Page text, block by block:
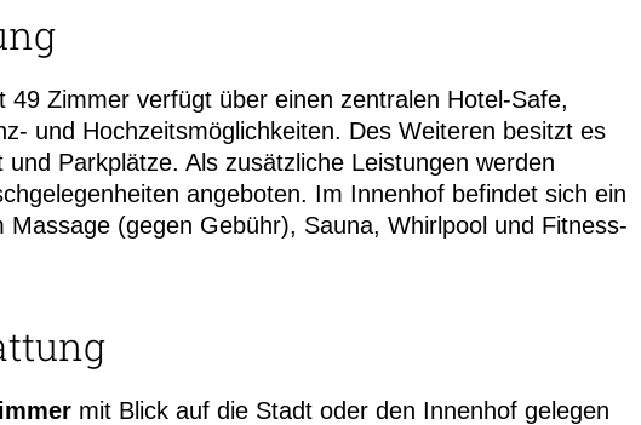
49 Zimmer verfügt über einen zentralen Hotel-Safe,
und Hochzeitsmöglichkeiten. Des Weiteren besitzt es
Parkplätze. Als zusätzliche Leistungen werden
angeboten. Im Innenhof befindet sich ein
Massage (gegen Gebühr), Sauna, Whirlpool und Fitness-
mit Blick auf die Stadt oder den Innenhof gelegen